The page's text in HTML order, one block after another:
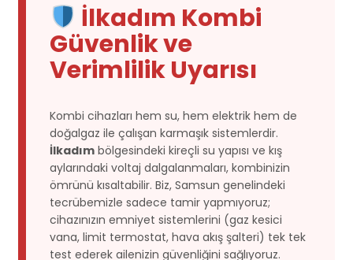
İlkadım Kombi
Güvenlik ve
Verimlilik Uyarısı
Kombi cihazları hem su, hem elektrik hem de
doğalgaz ile çalışan karmaşık sistemlerdir.
İlkadım bölgesindeki kireçli su yapısı ve kış
aylarındaki voltaj dalgalanmaları, kombinizin
ömrünü kısaltabilir. Biz, Samsun genelindeki
tecrübemizle sadece tamir yapmıyoruz;
cihazınızın emniyet sistemlerini (gaz kesici
vana, limit termostat, hava akış şalteri) tek tek
test ederek ailenizin güvenliğini sağlıyoruz.